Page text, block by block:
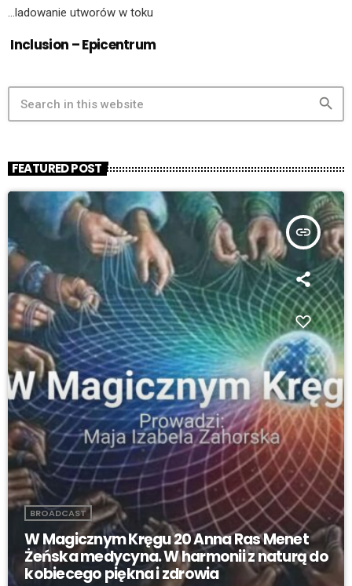
…ladowanie utworów w toku
Inclusion – Epicentrum
search
FEATURED POST
insert_link
BROADCAST
W Magicznym Kręgu 20 Anna Ras Menet
Żeńska medycyna. W harmonii z naturą do
kobiecego piękna i zdrowia